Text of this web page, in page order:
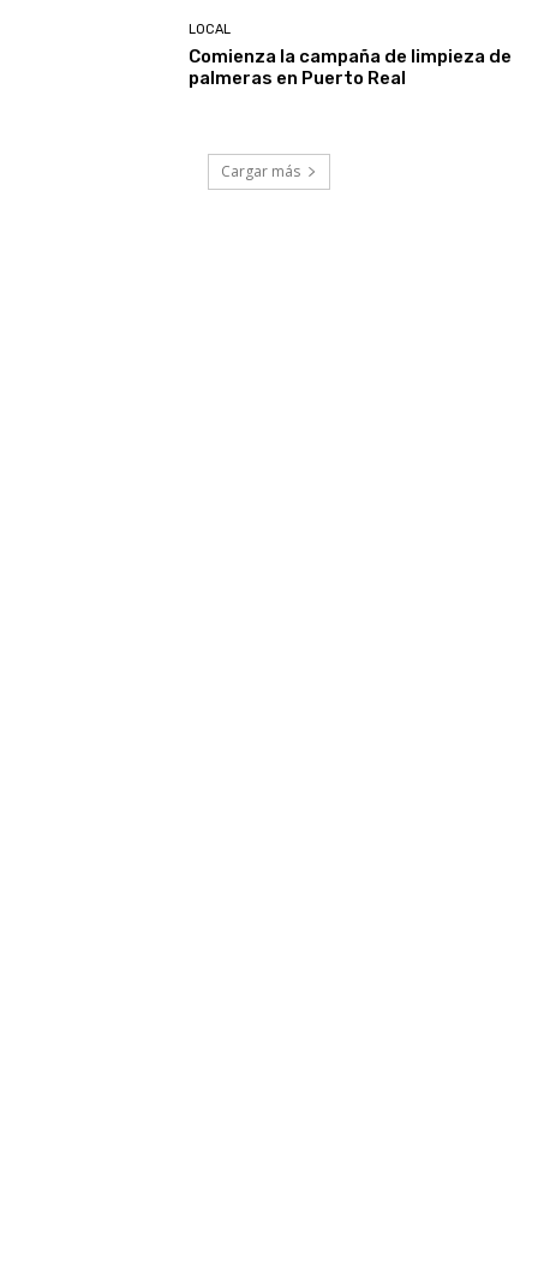
LOCAL
Comienza la campaña de limpieza de
palmeras en Puerto Real
Cargar más